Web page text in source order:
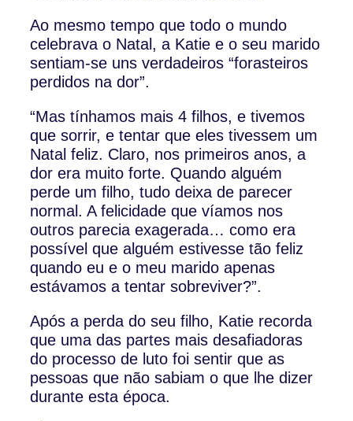
Ao mesmo tempo que todo o mundo
celebrava o Natal, a Katie e o seu marido
sentiam-se uns verdadeiros “forasteiros
perdidos na dor”.
“Mas tínhamos mais 4 filhos, e tivemos
que sorrir, e tentar que eles tivessem um
Natal feliz. Claro, nos primeiros anos, a
dor era muito forte. Quando alguém
perde um filho, tudo deixa de parecer
normal. A felicidade que víamos nos
outros parecia exagerada… como era
possível que alguém estivesse tão feliz
quando eu e o meu marido apenas
estávamos a tentar sobreviver?”.
Após a perda do seu filho, Katie recorda
que uma das partes mais desafiadoras
do processo de luto foi sentir que as
pessoas que não sabiam o que lhe dizer
durante esta época.